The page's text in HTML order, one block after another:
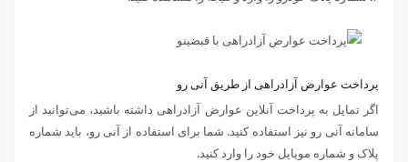
پرداخت عوارض آزادراهی از طریق آنی رو
اگر تمایل به پرداخت آنلاین عوارض آزادراهی داشته باشید، می‌توانید از
سامانه آنی رو نیز استفاده کنید. شما برای استفاده از آنی رو، باید شماره
پلاک و شماره موبایل خود را وارد کنید.